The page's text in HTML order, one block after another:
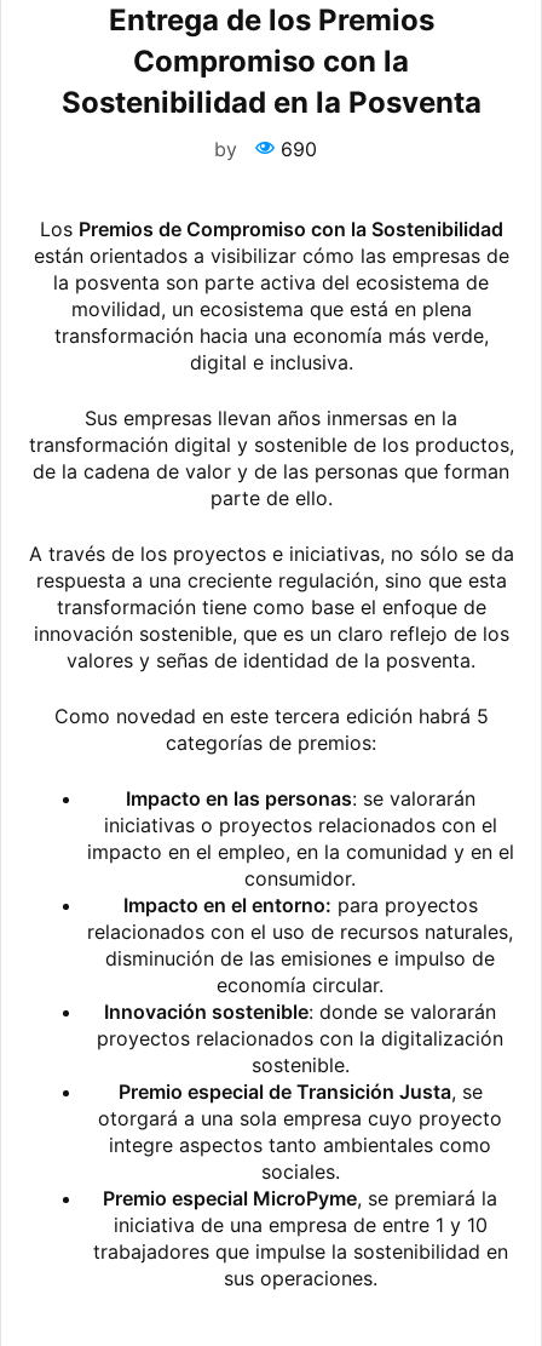
Entrega de los Premios
Compromiso con la
Sostenibilidad en la Posventa
by 690
Los Premios de Compromiso con la Sostenibilidad
están orientados a visibilizar cómo las empresas de
la posventa son parte activa del ecosistema de
movilidad, un ecosistema que está en plena
transformación hacia una economía más verde,
digital e inclusiva.
Sus empresas llevan años inmersas en la
transformación digital y sostenible de los productos,
de la cadena de valor y de las personas que forman
parte de ello.
A través de los proyectos e iniciativas, no sólo se da
respuesta a una creciente regulación, sino que esta
transformación tiene como base el enfoque de
innovación sostenible, que es un claro reflejo de los
valores y señas de identidad de la posventa.
Como novedad en este tercera edición habrá 5
categorías de premios:
Impacto en las personas: se valorarán
iniciativas o proyectos relacionados con el
impacto en el empleo, en la comunidad y en el
consumidor.
Impacto en el entorno: para proyectos
relacionados con el uso de recursos naturales,
disminución de las emisiones e impulso de
economía circular.
Innovación sostenible: donde se valorarán
proyectos relacionados con la digitalización
sostenible.
Premio especial de Transición Justa, se
otorgará a una sola empresa cuyo proyecto
integre aspectos tanto ambientales como
sociales.
Premio especial MicroPyme, se premiará la
iniciativa de una empresa de entre 1 y 10
trabajadores que impulse la sostenibilidad en
sus operaciones.